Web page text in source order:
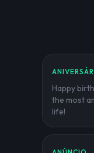
Happy
the most
life!